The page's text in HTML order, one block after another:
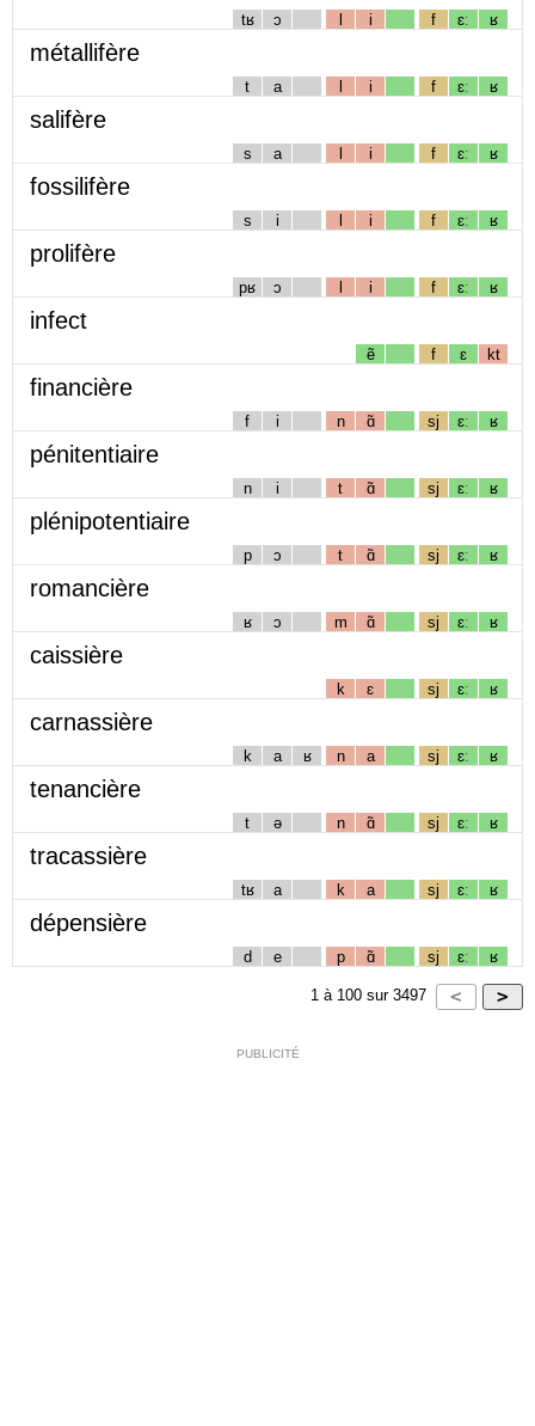
tʁ ɔ l i f ɛː ʁ
métallifère
t a l i f ɛː ʁ
salifère
s a l i f ɛː ʁ
fossilifère
s i l i f ɛː ʁ
prolifère
pʁ ɔ l i f ɛː ʁ
infect
ẽ f ɛ kt
financière
f i n ɑ̃ sj ɛː ʁ
pénitentiaire
n i t ɑ̃ sj ɛː ʁ
plénipotentiaire
p ɔ t ɑ̃ sj ɛː ʁ
romancière
ʁ ɔ m ɑ̃ sj ɛː ʁ
caissière
k ɛ sj ɛː ʁ
carnassière
k a ʁ n a sj ɛː ʁ
tenancière
t ə n ɑ̃ sj ɛː ʁ
tracassière
tʁ a k a sj ɛː ʁ
dépensière
d e p ɑ̃ sj ɛː ʁ
1 à 100 sur 3497
PUBLICITÉ